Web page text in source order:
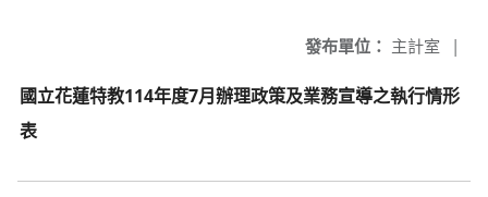
發布單位： 主計室 |
國立花蓮特教114年度7月辦理政策及業務宣導之執行情形
表